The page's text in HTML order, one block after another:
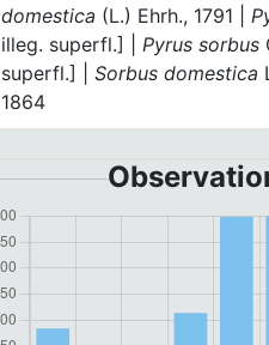
domestica (L.) Ehrh., 1791 |
illeg. superfl.] |Pyrus sorbus
superfl.] |Sorbus domestica
1864